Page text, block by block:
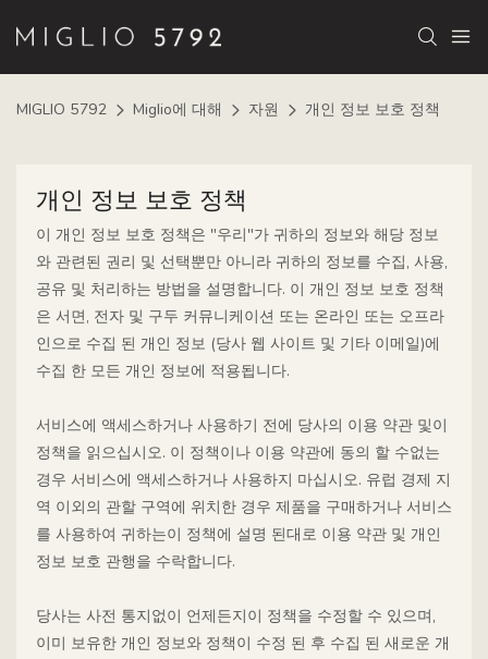
MIGLIO 5792 Miglio에 대해 자원 개인 정보 보호 정책
개인 정보 보호 정책
이 개인 정보 보호 정책은 "우리"가 귀하의 정보와 해당 정보
와 관련된 권리 및 선택뿐만 아니라 귀하의 정보를 수집, 사용,
공유 및 처리하는 방법을 설명합니다. 이 개인 정보 보호 정책
은 서면, 전자 및 구두 커뮤니케이션 또는 온라인 또는 오프라
인으로 수집 된 개인 정보 (당사 웹 사이트 및 기타 이메일)에
수집 한 모든 개인 정보에 적용됩니다.
서비스에 액세스하거나 사용하기 전에 당사의 이용 약관 및이
정책을 읽으십시오. 이 정책이나 이용 약관에 동의 할 수없는
경우 서비스에 액세스하거나 사용하지 마십시오. 유럽 ​​경제 지
역 이외의 관할 구역에 위치한 경우 제품을 구매하거나 서비스
를 사용하여 귀하는이 정책에 설명 된대로 이용 약관 및 개인
정보 보호 관행을 수락합니다.
당사는 사전 통지없이 언제든지이 정책을 수정할 수 있으며,
이미 보유한 개인 정보와 정책이 수정 된 후 수집 된 새로운 개